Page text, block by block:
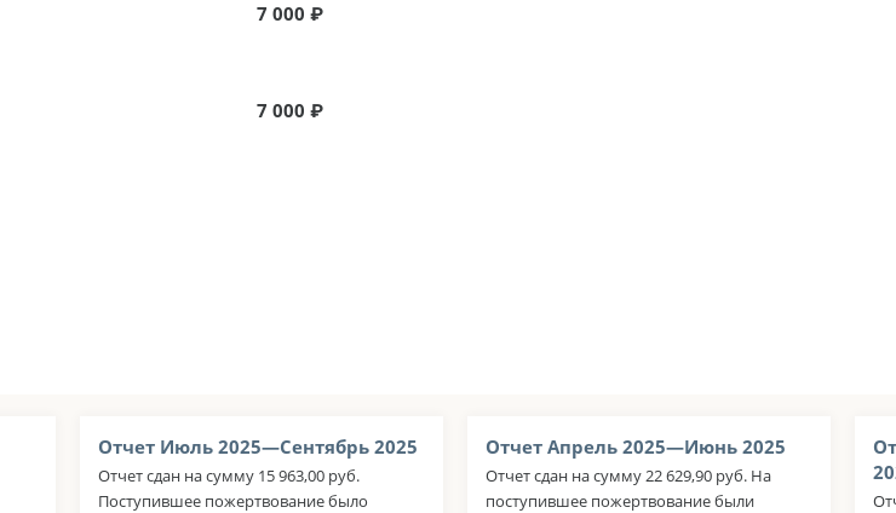
7 000 ₽
7 000 ₽
Отчет Июль 2025—Сентябрь 2025
Отчет сдан на сумму 15 963,00 руб.
Поступившее пожертвование было
Отчет Апрель 2025—Июнь 2025
Отчет сдан на сумму 22 629,90 руб. На
поступившее пожертвование были